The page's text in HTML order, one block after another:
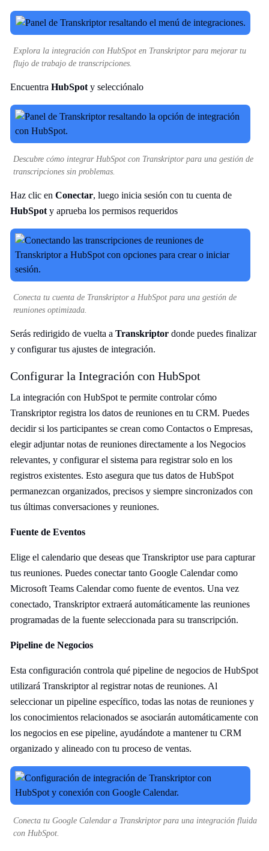
Explora la integración con HubSpot en Transkriptor para mejorar tu
flujo de trabajo de transcripciones.
Encuentra HubSpot y selecciónalo
Descubre cómo integrar HubSpot con Transkriptor para una gestión de
transcripciones sin problemas.
Haz clic en Conectar, luego inicia sesión con tu cuenta de
HubSpot y aprueba los permisos requeridos
Conecta tu cuenta de Transkriptor a HubSpot para una gestión de
reuniones optimizada.
Serás redirigido de vuelta a Transkriptor donde puedes finalizar
y configurar tus ajustes de integración.
Configurar la Integración con HubSpot
La integración con HubSpot te permite controlar cómo
Transkriptor registra los datos de reuniones en tu CRM. Puedes
decidir si los participantes se crean como Contactos o Empresas,
elegir adjuntar notas de reuniones directamente a los Negocios
relevantes, y configurar el sistema para registrar solo en los
registros existentes. Esto asegura que tus datos de HubSpot
permanezcan organizados, precisos y siempre sincronizados con
tus últimas conversaciones y reuniones.
Fuente de Eventos
Elige el calendario que deseas que Transkriptor use para capturar
tus reuniones. Puedes conectar tanto Google Calendar como
Microsoft Teams Calendar como fuente de eventos. Una vez
conectado, Transkriptor extraerá automáticamente las reuniones
programadas de la fuente seleccionada para su transcripción.
Pipeline de Negocios
Esta configuración controla qué pipeline de negocios de HubSpot
utilizará Transkriptor al registrar notas de reuniones. Al
seleccionar un pipeline específico, todas las notas de reuniones y
los conocimientos relacionados se asociarán automáticamente con
los negocios en ese pipeline, ayudándote a mantener tu CRM
organizado y alineado con tu proceso de ventas.
Conecta tu Google Calendar a Transkriptor para una integración fluida
con HubSpot.